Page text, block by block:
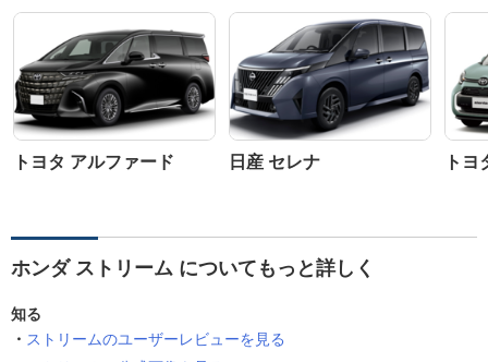
トヨタ アルファード 日産 セレナ ト
ホンダ ストリーム についてもっと詳しく
知る
ストリームのユーザーレビューを見る